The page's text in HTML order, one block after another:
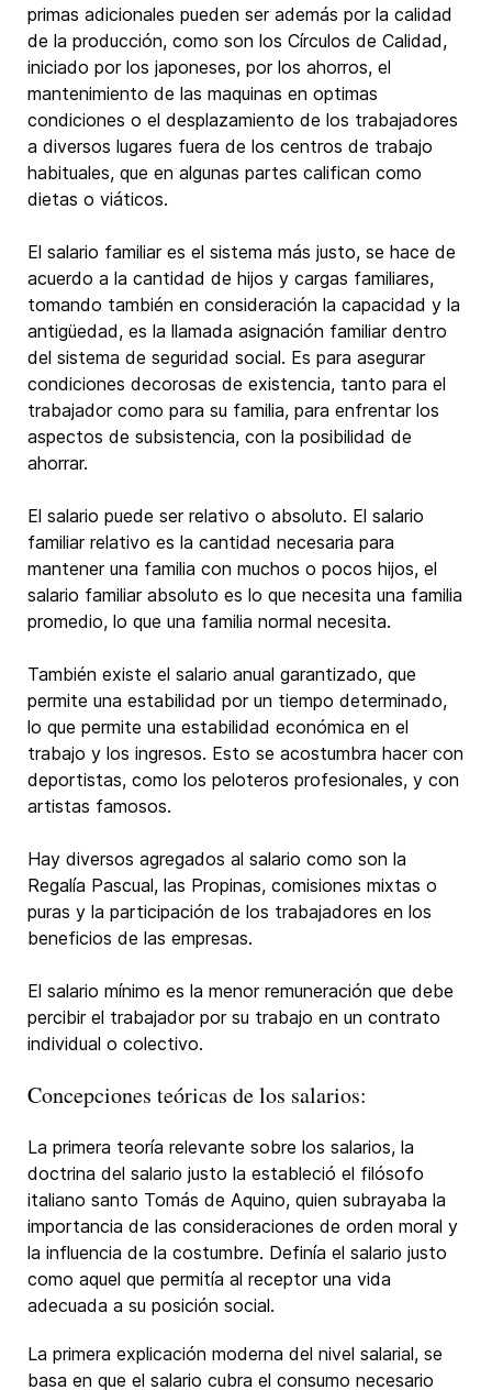
primas adicionales pueden ser además por la calidad
de la producción, como son los Círculos de Calidad,
iniciado por los japoneses, por los ahorros, el
mantenimiento de las maquinas en optimas
condiciones o el desplazamiento de los trabajadores
a diversos lugares fuera de los centros de trabajo
habituales, que en algunas partes califican como
dietas o viáticos.
El salario familiar es el sistema más justo, se hace de
acuerdo a la cantidad de hijos y cargas familiares,
tomando también en consideración la capacidad y la
antigüedad, es la llamada asignación familiar dentro
del sistema de seguridad social. Es para asegurar
condiciones decorosas de existencia, tanto para el
trabajador como para su familia, para enfrentar los
aspectos de subsistencia, con la posibilidad de
ahorrar.
El salario puede ser relativo o absoluto. El salario
familiar relativo es la cantidad necesaria para
mantener una familia con muchos o pocos hijos, el
salario familiar absoluto es lo que necesita una familia
promedio, lo que una familia normal necesita.
También existe el salario anual garantizado, que
permite una estabilidad por un tiempo determinado,
lo que permite una estabilidad económica en el
trabajo y los ingresos. Esto se acostumbra hacer con
deportistas, como los peloteros profesionales, y con
artistas famosos.
Hay diversos agregados al salario como son la
Regalía Pascual, las Propinas, comisiones mixtas o
puras y la participación de los trabajadores en los
beneficios de las empresas.
El salario mínimo es la menor remuneración que debe
percibir el trabajador por su trabajo en un contrato
individual o colectivo.
Concepciones teóricas de los salarios:
La primera teoría relevante sobre los salarios, la
doctrina del salario justo la estableció el filósofo
italiano santo Tomás de Aquino, quien subrayaba la
importancia de las consideraciones de orden moral y
la influencia de la costumbre. Definía el salario justo
como aquel que permitía al receptor una vida
adecuada a su posición social.
La primera explicación moderna del nivel salarial, se
basa en que el salario cubra el consumo necesario